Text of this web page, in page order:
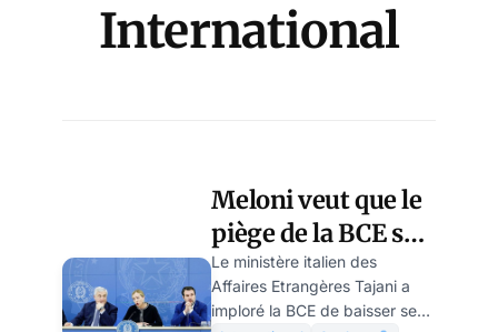
International
Meloni veut que le
piège de la BCE se
referme : l'heure de
la grande
Le ministère italien des
Affaires Etrangères Tajani a
imploré la BCE de baisser ses